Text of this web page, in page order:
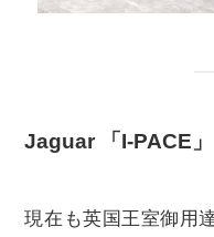
Jaguar 「I-PACE」
現在も英国王室御用